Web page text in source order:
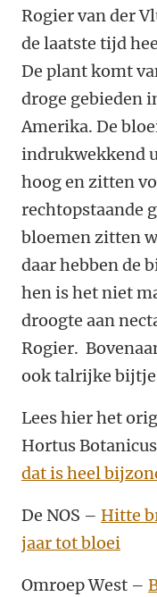
Rogier van der
de laatste tijd
De plant komt
droge gebieden
Amerika. De
indrukwekkend
hoog en zitten
rechtopstaande
bloemen zitten
daar hebben de
hen is het niet
droogte aan
Rogier.
ook talrijke
Lees hier het
Hortus
dat is heel
De NOS – Hitte
jaar tot bloei
Omroep West –